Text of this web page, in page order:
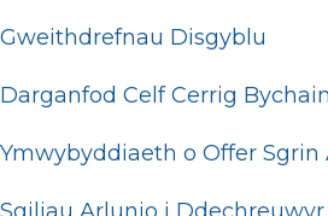
Gweithdrefnau Disgyblu
Darganfod Celf Cerrig
Ymwybyddiaeth o Offer Sgrin